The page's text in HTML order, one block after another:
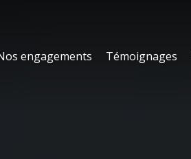
engagements Témoignages